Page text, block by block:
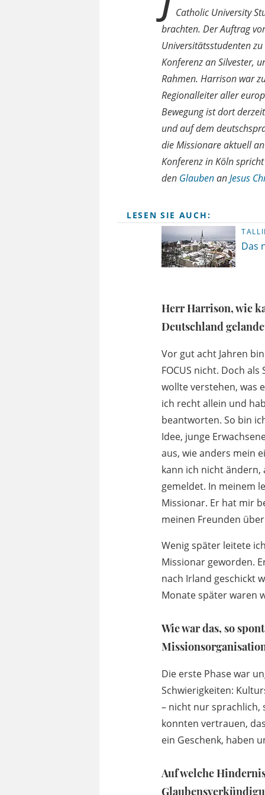
Catholic University
brachten. Der Auftrag
Universitätsstudenten
Konferenz an Silvester,
Rahmen. Harrison war
Regionalleiter aller
Bewegung ist dort
und auf dem
die Missionare aktuell
Konferenz in Köln
den GlaubenanJesus
LESEN SIE AUCH:
Das
Herr Harrison, wie
Deutschland
Vor gut acht Jahren
FOCUS nicht. Doch
wollte verstehen, was
ich recht allein und
beantworten. So bin
Idee, junge
aus, wie anders mein
kann ich nicht ändern,
gemeldet. In meinem
Missionar. Er hat mir
meinen Freunden
Wenig später leitete
Missionar geworden.
nach Irland geschickt
Monate später waren
Wie war das, so
Die erste Phase war
Schwierigkeiten:
– nicht nur sprachlich,
konnten vertrauen,
ein Geschenk, haben
Auf welche